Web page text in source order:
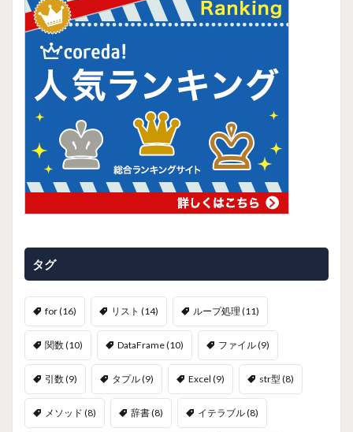
タグ
for(16) リスト (14) ループ処理 (11)
関数(10) DataFrame(10) ファイル(9)
引数(9) タプル(9) Excel (9) str型 (8)
メソッド (8) 辞書(8) イテラブル(8)